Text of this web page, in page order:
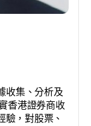
收集、分析及
香港證券商收
驗，對股票、